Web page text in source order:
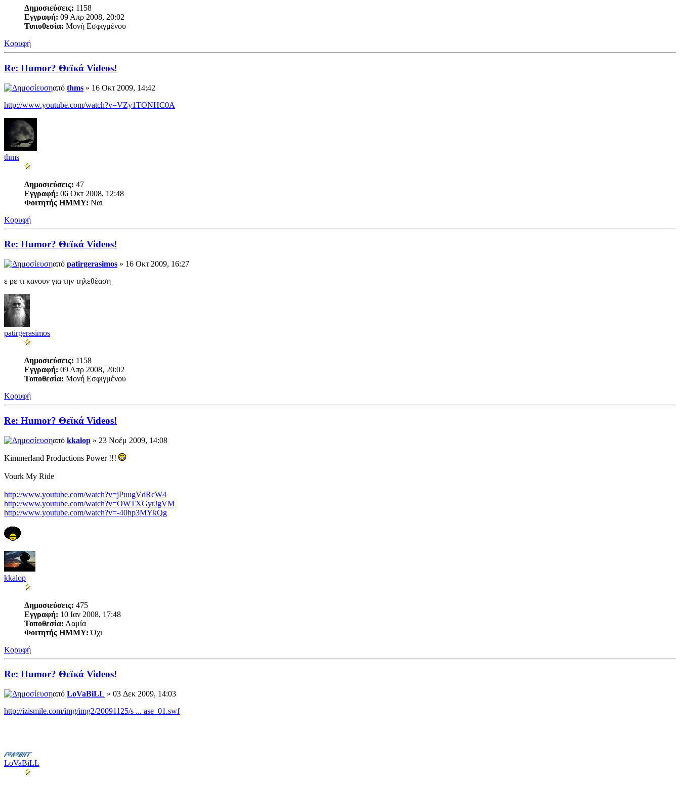
Δημοσιεύσεις: 1158
Εγγραφή: 09 Απρ 2008, 20:02
Τοποθεσία: Μονή Εσφιγμένου
Κορυφή
Re: Humor? Θεϊκά Videos!
από thms » 16 Οκτ 2009, 14:42
http://www.youtube.com/watch?v=VZy1TONHC0A
thms
Δημοσιεύσεις: 47
Εγγραφή: 06 Οκτ 2008, 12:48
Φοιτητής ΗΜΜΥ: Ναι
Κορυφή
Re: Humor? Θεϊκά Videos!
από patirgerasimos » 16 Οκτ 2009, 16:27
ε ρε τι κανουν για την τηλεθέαση
patirgerasimos
Δημοσιεύσεις: 1158
Εγγραφή: 09 Απρ 2008, 20:02
Τοποθεσία: Μονή Εσφιγμένου
Κορυφή
Re: Humor? Θεϊκά Videos!
από kkalop » 23 Νοέμ 2009, 14:08
Kimmerland Productions Power !!!
Vourk My Ride
http://www.youtube.com/watch?v=jPuugVdRcW4
http://www.youtube.com/watch?v=OWTXGyrJgVM
http://www.youtube.com/watch?v=-40hp3MYkQg
kkalop
Δημοσιεύσεις: 475
Εγγραφή: 10 Ιαν 2008, 17:48
Τοποθεσία: Λαμία
Φοιτητής ΗΜΜΥ: Όχι
Κορυφή
Re: Humor? Θεϊκά Videos!
από LoVaBiLL » 03 Δεκ 2009, 14:03
http://izismile.com/img/img2/20091125/s ... ase_01.swf
LoVaBiLL